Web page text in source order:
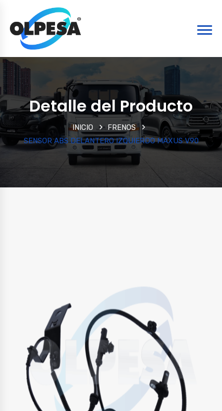
Detalle del Producto
INICIO
FRENOS
SENSOR ABS DELANTERO IZQUIERDO MAXUS V90